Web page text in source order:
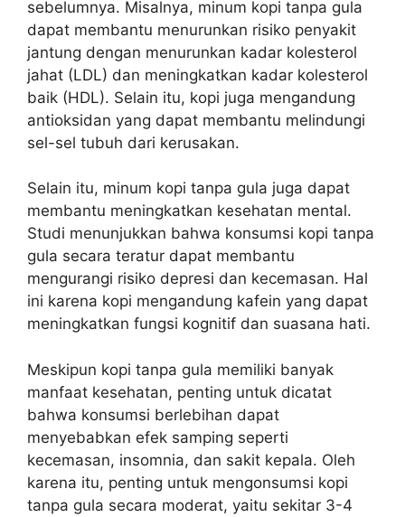
sebelumnya. Misalnya, minum kopi tanpa gula
dapat membantu menurunkan risiko penyakit
jantung dengan menurunkan kadar kolesterol
jahat (LDL) dan meningkatkan kadar kolesterol
baik (HDL). Selain itu, kopi juga mengandung
antioksidan yang dapat membantu melindungi
sel-sel tubuh dari kerusakan.
Selain itu, minum kopi tanpa gula juga dapat
membantu meningkatkan kesehatan mental.
Studi menunjukkan bahwa konsumsi kopi tanpa
gula secara teratur dapat membantu
mengurangi risiko depresi dan kecemasan. Hal
ini karena kopi mengandung kafein yang dapat
meningkatkan fungsi kognitif dan suasana hati.
Meskipun kopi tanpa gula memiliki banyak
manfaat kesehatan, penting untuk dicatat
bahwa konsumsi berlebihan dapat
menyebabkan efek samping seperti
kecemasan, insomnia, dan sakit kepala. Oleh
karena itu, penting untuk mengonsumsi kopi
tanpa gula secara moderat, yaitu sekitar 3-4